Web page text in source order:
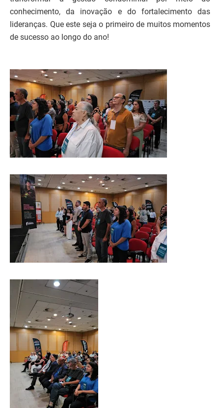
conhecimento, da inovação e do fortalecimento das
lideranças. Que este seja o primeiro de muitos momentos
de sucesso ao longo do ano!